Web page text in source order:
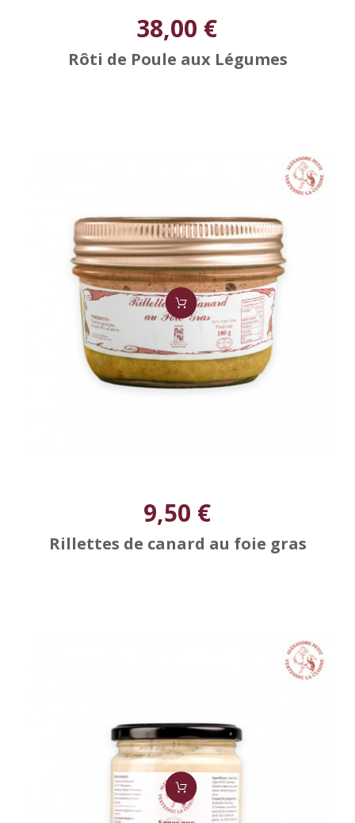
38,00 €
Rôti de Poule aux Légumes
9,50 €
Rillettes de canard au foie gras